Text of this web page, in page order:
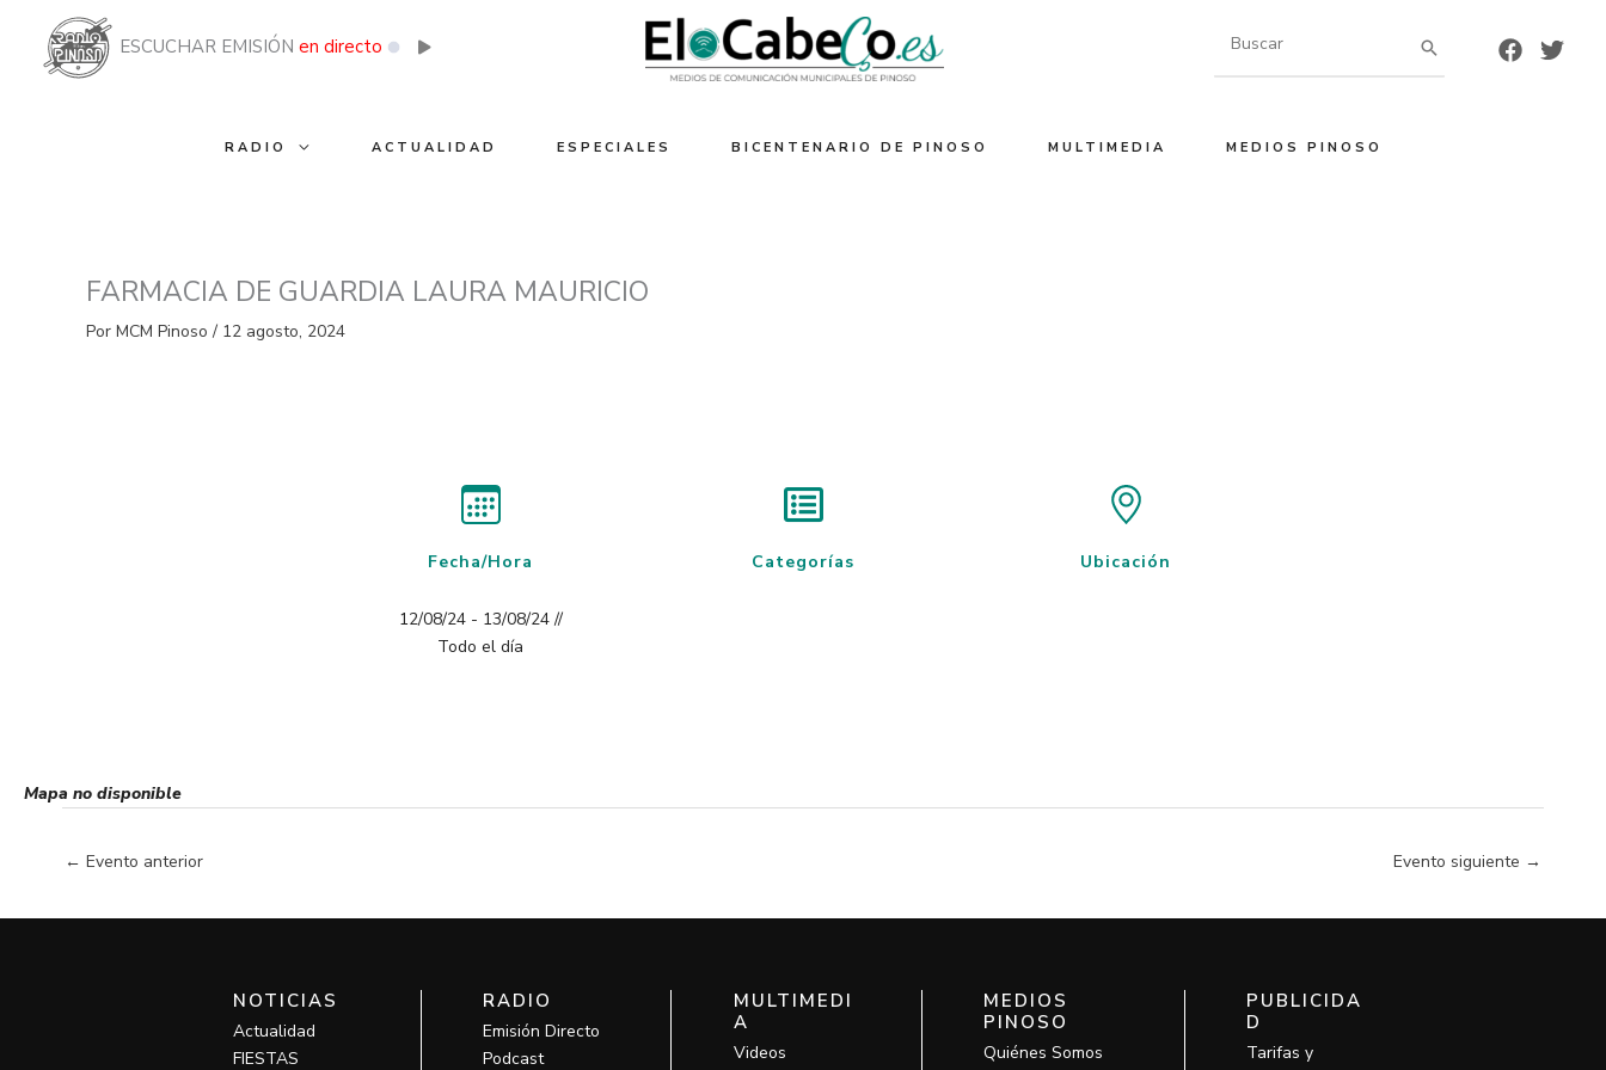
contenido
ESCUCHAR EMISIÓN en directo
por:
RADIO ACTUALIDAD ESPECIALES BICENTENARIO DE PINOSO MULTIMEDIA MEDIOS PINOSO
FARMACIA DE GUARDIA LAURA MAURICIO
Por MCM Pinoso / 12 agosto, 2024
Fecha/Hora
12/08/24 - 13/08/24 //
Todo el día
Categorías Ubicación
Mapa no disponible
← Evento anterior Evento siguiente →
NOTICIAS
Actualidad
FIESTAS
RADIO
Emisión Directo
Podcast
MULTIMEDI
A
Videos
MEDIOS
PINOSO
Quiénes Somos
PUBLICIDA
D
Tarifas y